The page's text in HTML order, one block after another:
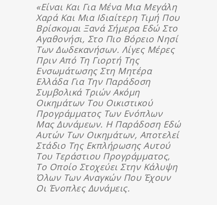
«Είναι Και Για Μένα Μια Μεγάλη
Χαρά Και Μια Ιδιαίτερη Τιμή Που
Βρίσκομαι Ξανά Σήμερα Εδώ Στο
Αγαθονήσι, Στο Πιο Βόρειο Νησί
Των Δωδεκανήσων. Λίγες Μέρες
Πριν Από Τη Γιορτή Της
Ενσωμάτωσης Στη Μητέρα
Ελλάδα Για Την Παράδοση
Συμβολικά Τριών Ακόμη
Οικημάτων Του Οικιστικού
Προγράμματος Των Ενόπλων
Μας Δυνάμεων. Η Παράδοση Εδώ
Αυτών Των Οικημάτων, Αποτελεί
Στάδιο Της Εκπλήρωσης Αυτού
Του Τεράστιου Προγράμματος,
Το Οποίο Στοχεύει Στην Κάλυψη
Όλων Των Αναγκών Που Έχουν
Οι Ένοπλες Δυνάμεις.